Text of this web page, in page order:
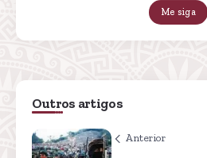
Me siga
Outros artigos
Anterior